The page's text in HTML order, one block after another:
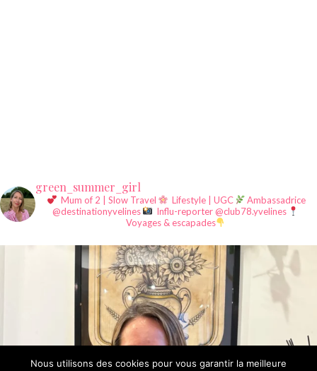
green_summer_girl
Mum of 2 | Slow Travel Lifestyle | UGC
Ambassadrice
@destinationyvelines
Influ-reporter @club78.yvelines
Voyages & escapades
Nous utilisons des cookies pour vous garantir la meilleure